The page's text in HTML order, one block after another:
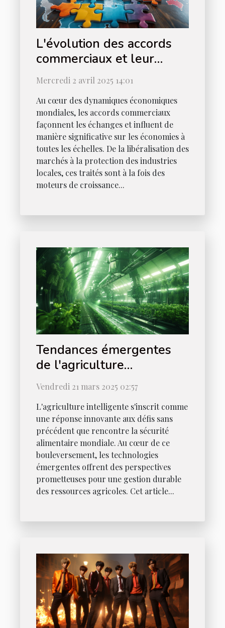
L'évolution des accords
commerciaux et leur
impact sur les économies
locales
Mercredi 2 avril 2025 14:01
Au cœur des dynamiques économiques
mondiales, les accords commerciaux
façonnent les échanges et influent de
manière significative sur les économies à
toutes les échelles. De la libéralisation des
marchés à la protection des industries
locales, ces traités sont à la fois des
moteurs de croissance...
Tendances émergentes
de l'agriculture
intelligente et leur impact
sur la sécurité alimentaire
mondiale
Vendredi 21 mars 2025 02:57
L'agriculture intelligente s'inscrit comme
une réponse innovante aux défis sans
précédent que rencontre la sécurité
alimentaire mondiale. Au cœur de ce
bouleversement, les technologies
émergentes offrent des perspectives
prometteuses pour une gestion durable
des ressources agricoles. Cet article...